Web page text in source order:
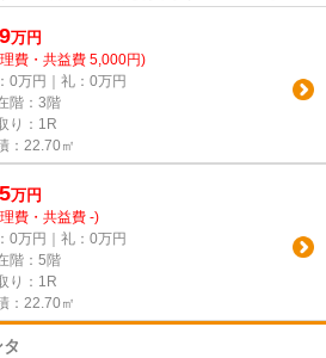
万円
費・共益費 5,000円)
0万円｜礼：0万円
階：3階
り：1R
：22.70㎡
万円
費・共益費 -)
0万円｜礼：0万円
階：5階
り：1R
：22.70㎡